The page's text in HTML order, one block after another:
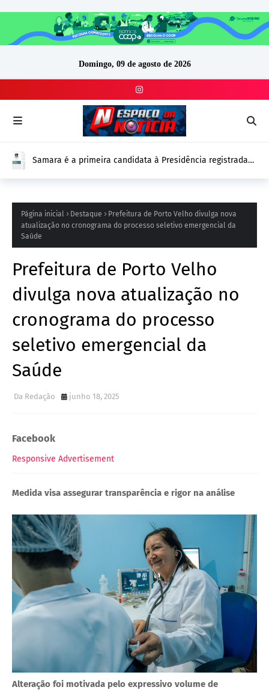
Domingo, 09 de agosto de 2026
Samara é a primeira candidata à Presidência registrada
Página inicial Destaque
Prefeitura de Porto Velho divulga nova
atualização no cronograma do processo seletivo emergencial da
Saúde
Prefeitura de Porto Velho
divulga nova atualização no
cronograma do processo
seletivo emergencial da
Saúde
Da Redação junho 18, 2025
Facebook
Responsive Advertisement
Medida visa assegurar transparência e rigor na análise
Alteração foi motivada pelo expressivo volume de